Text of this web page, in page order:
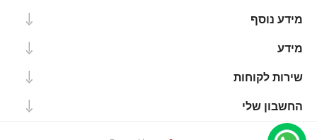
מידע נוסף
מידע
שירות לקוחות
החשבון שלי